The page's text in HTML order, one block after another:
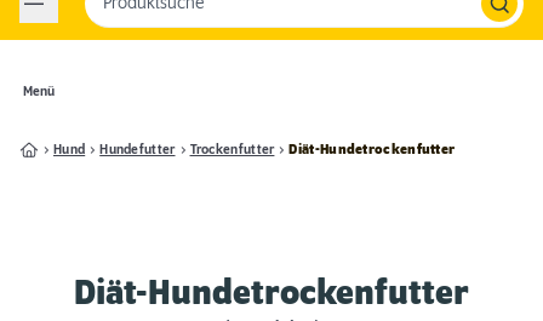
Menü
Hund Hundefutter Trockenfutter Diät-Hundetrockenfutter
Diät-Hundetrockenfutter